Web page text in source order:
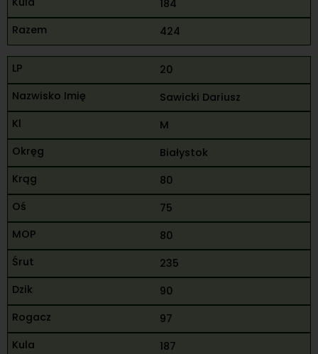
184
424
20
Sawicki Dariusz
M
Białystok
80
75
80
235
90
97
187